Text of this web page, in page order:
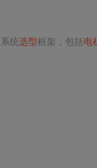
系统选型框架，包括电